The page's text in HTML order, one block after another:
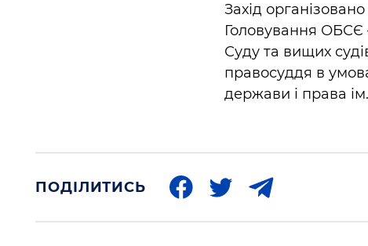
Захід
Головування ОБСЄ
Суду та вищих
правосуддя в
держави і права
ПОДІЛИТИСЬ